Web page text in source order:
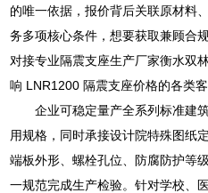
的唯一依据，报价背后关联原材料
务多项核心条件，想要获取兼顾合
对接专业隔震支座生产厂家衡水双
响 LNR1200 隔震支座价格的各类客
企业可稳定量产全系列标准建
用规格，同时承接设计院特殊图纸
端板外形、螺栓孔位、防腐防护等
一规范完成生产检验。针对学校、